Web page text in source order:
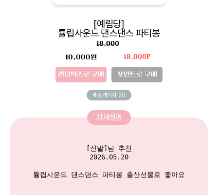
[예림당]
튤립사운드 댄스댄스 파티봉
18,000
10,000원
랜덤박스로 구매
18,000P
포인트로 구매
배송게이지 20
상세설명
[신발]님 추천
2026.05.20
튤립사운드 댄스댄스 파티봉 출산선물로 좋아요